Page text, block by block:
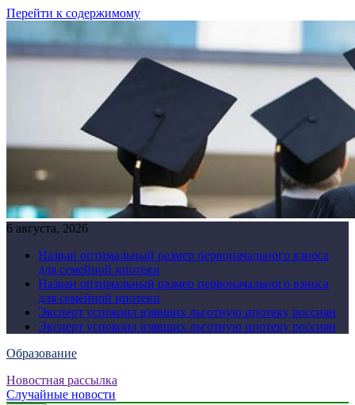
Перейти к содержимому
6 августа, 2026
Назван оптимальный размер первоначального взноса
для семейной ипотеки
Назван оптимальный размер первоначального взноса
для семейной ипотеки
Эксперт успокоил взявших льготную ипотеку россиян
Эксперт успокоил взявших льготную ипотеку россиян
Образование
Новостная рассылка
Случайные новости